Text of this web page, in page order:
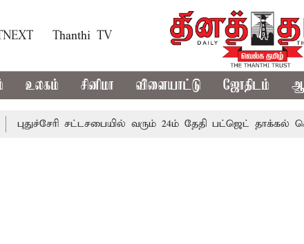
Thanthi TV
உலகம் சினிமா விளையாட்டு ஜோதிடம்
புதுச்சேரி சட்டசபையில் வரும் 24ம் தேதி பட்ஜெட் தாக்கல்